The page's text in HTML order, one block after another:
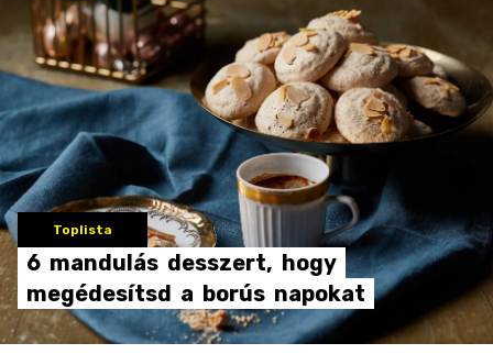
Toplista
6 mandulás desszert, hogy
megédesítsd a borús napokat